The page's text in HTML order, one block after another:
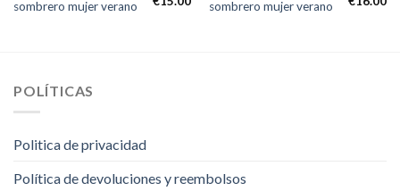
sombrero mujer verano sombrero mujer verano
POLÍTICAS
Politica de privacidad
Política de devoluciones y reembolsos